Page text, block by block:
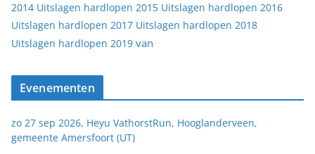
2014 Uitslagen hardlopen 2015 Uitslagen hardlopen 2016
Uitslagen hardlopen 2017 Uitslagen hardlopen 2018
Uitslagen hardlopen 2019 van
Evenementen
zo 27 sep 2026, Heyu VathorstRun, Hooglanderveen,
gemeente Amersfoort (UT)